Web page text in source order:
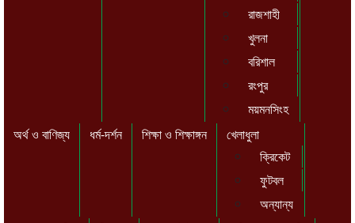
রাজশাহী
খুলনা
বরিশাল
রংপুর
ময়মনসিংহ
অর্থ ও বাণিজ্য
ধর্ম-দর্শন শিক্ষা ও শিক্ষাঙ্গন
খেলাধুলা
ক্রিকেট
ফুটবল
অন্যান্য